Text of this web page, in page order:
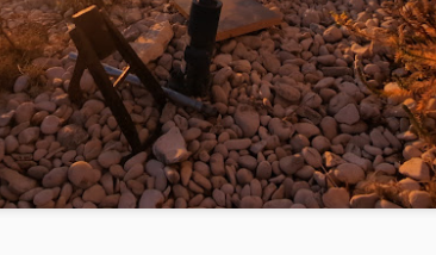
pa
stopnic v smeri
tosortnih zadev
gredo z jezika)
idejo preseganja
preko učenja,
in končno
resničnost
pisočega, urednikujočega ter financirajočega in
na veselje vsakega slehernika, ki še goji, morda
razsvetljenega, vključujočega interneta
Po vrsti birokratskih bojev, ki so se razvlekli v nič
verzijo taktiziranega izčrpavanja nasprotnika, je naša
s pričakovanji, vsej umazani, lažnivi propagandi
Kača Stara anglosaška je usekala v lasten
zavlekla celit rane v brezno, od koder je tudi